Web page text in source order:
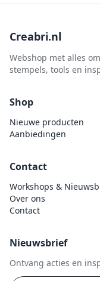
Creabri.nl
Webshop met alles
stempels, tools en
Shop
Nieuwe producten
Aanbiedingen
Contact
Workshops &
Over ons
Contact
Nieuwsbrief
Ontvang acties en